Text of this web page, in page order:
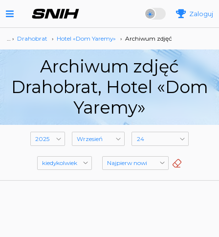
Zaloguj
… › Drahobrat › Hotel «Dom Yaremy» › Archiwum zdjęć
Archiwum zdjęć
Drahobrat, Hotel «Dom
Yaremy»